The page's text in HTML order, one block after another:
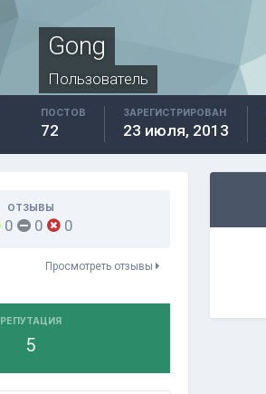
Gong
Пользователь
ПОСТОВ
72
ЗАРЕГИСТРИРОВАН
23 июля, 2013
ОТЗЫВЫ
0 0 0
Просмотреть отзывы
РЕПУТАЦИЯ
5